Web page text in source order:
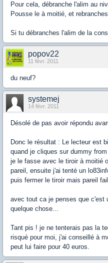
Pour cela, débranche l'alim au
Pousse le à moitié, et
Si tu débranches l'alim de la
popov22
11 févr. 2011
du neuf?
systemej
14 févr. 2011
Désolé de pas avoir répondu
Donc le résultat : Le lecteur est
quand je cliques sur dummy
je le fasse avec le tiroir à moitié
pareil, ensuite j'ai tenté un
puis fermer le tiroir mais pareil
avec tout ca je penses que c'est
quelque chose...
Tant pis ! je ne tenterais pas la
risqué pour moi, j'ai conseillé à
peut lui faire pour 40 euros.